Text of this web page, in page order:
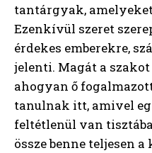
tantárgyak,
Ezenkívül szeret
érdekes emberekre,
jelenti. Magát a
ahogyan ő
tanulnak itt, amivel
feltétlenül van
össze benne teljesen